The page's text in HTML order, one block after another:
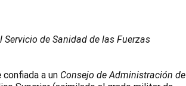
Servicio de Sanidad de las Fuerzas
confiada a un Consejo de Administración de